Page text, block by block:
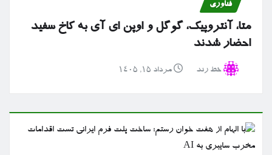
فناوری
متا، آنتروپیک، گوگل و اوپن ای آی به کاخ سفید
احضار شدند
خط رند مرداد ۱۵, ۱۴۰۵